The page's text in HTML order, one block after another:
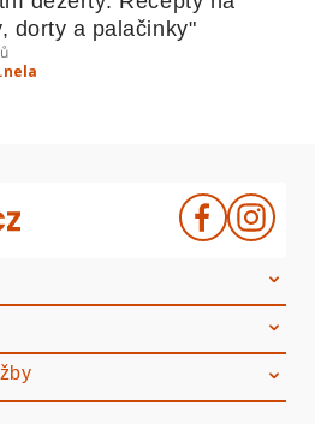
dorty a palačinky"